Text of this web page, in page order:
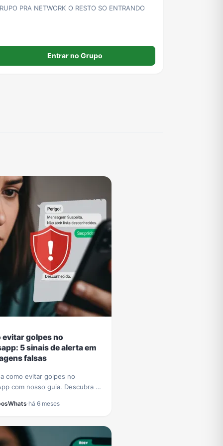
PRA NETWORK O RESTO SO ENTRANDO
Entrar no Grupo
evitar golpes no
5 sinais de alerta em
falsas
como evitar golpes no
com nosso guia. Descubra 5
proteger seus dados de
·há 6 meses